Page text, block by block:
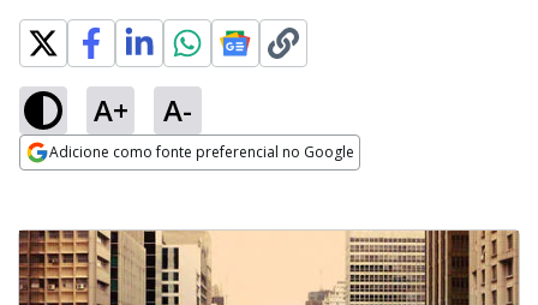
A+ A-
Adicione como fonte preferencial no Google